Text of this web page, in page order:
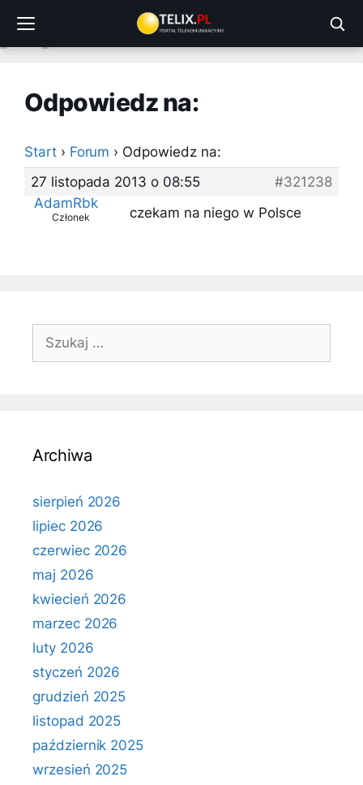
treści
Odpowiedz na:
Start › Forum › Odpowiedz na:
27 listopada 2013 o 08:55
#321238
AdamRbk
Członek czekam na niego w Polsce
Szukaj:
Archiwa
sierpień 2026
lipiec 2026
czerwiec 2026
maj 2026
kwiecień 2026
marzec 2026
luty 2026
styczeń 2026
grudzień 2025
listopad 2025
październik 2025
wrzesień 2025